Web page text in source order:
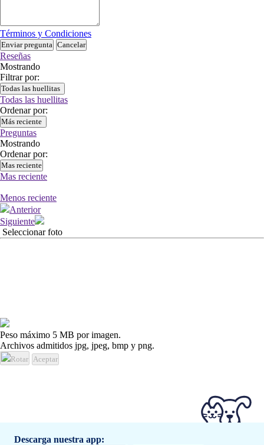
Términos y Condiciones
Enviar pregunta Cancelar
Reseñas
Mostrando
Filtrar por:
Todas las huellitas
Todas las huellitas
Ordenar por:
Más reciente
Preguntas
Mostrando
Ordenar por:
Mas reciente
Mas reciente
Menos reciente
Anterior
Siguiente
Seleccionar foto
Peso máximo 5 MB por imagen.
Archivos admitidos jpg, jpeg, bmp y png.
Rotar Aceptar
Descarga nuestra app: